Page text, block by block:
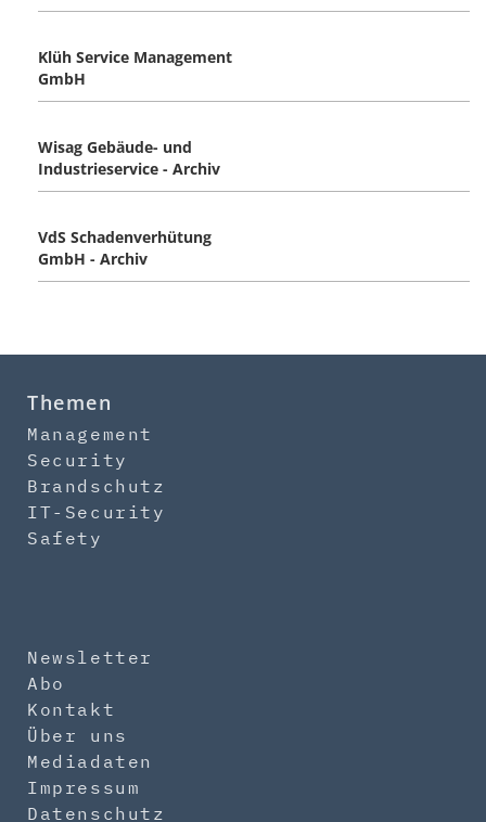
Klüh Service Management
GmbH
Wisag Gebäude- und
Industrieservice - Archiv
VdS Schadenverhütung
GmbH - Archiv
Themen
Management
Security
Brandschutz
IT-Security
Safety
Newsletter
Abo
Kontakt
Über uns
Mediadaten
Impressum
Datenschutz